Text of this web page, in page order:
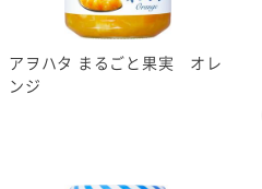
アヲハタ まるごと果実 オレ
ンジ